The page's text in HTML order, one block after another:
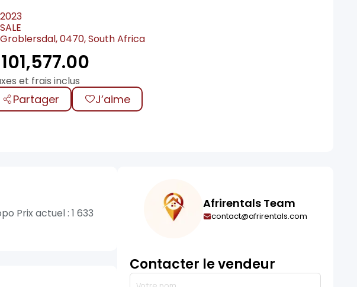
2023
SALE
Groblersdal, 0470, South Africa
101,577.00
et frais inclus
Partager J’aime
Prix actuel : 1 633
Afrirentals Team
contact@afrirentals.com
Contacter le vendeur